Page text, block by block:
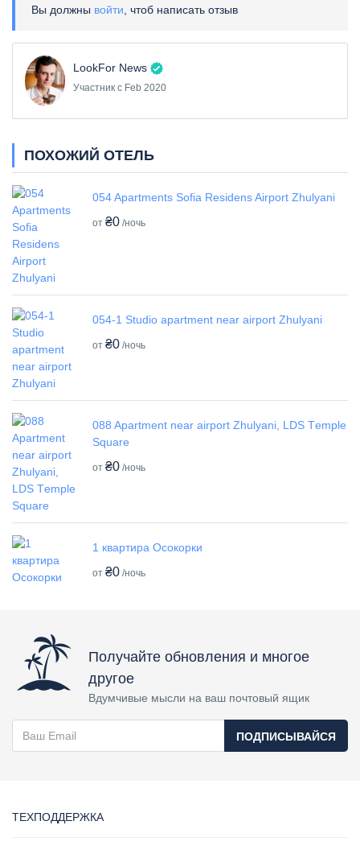
Вы должны войти , чтоб написать отзыв
LookFor News
Участник с Feb 2020
ПОХОЖИЙ ОТЕЛЬ
054 Apartments Sofia Residens Airport Zhulyani
от ₴0 /ночь
054-1 Studio apartment near airport Zhulyani
от ₴0 /ночь
088 Apartment near airport Zhulyani, LDS Tеmple
Square
от ₴0 /ночь
1 квартира Осокорки
от ₴0 /ночь
Получайте обновления и многое
другое
Вдумчивые мысли на ваш почтовый ящик
ПОДПИСЫВАЙСЯ
ТЕХПОДДЕРЖКА